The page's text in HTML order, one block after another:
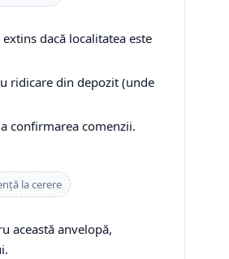
dacă localitatea este
ridicare din depozit (unde
confirmarea comenzii.
la cerere
această anvelopă,